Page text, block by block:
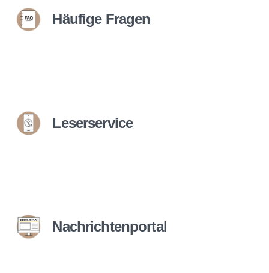
Häufige Fragen
Leserservice
Nachrichtenportal